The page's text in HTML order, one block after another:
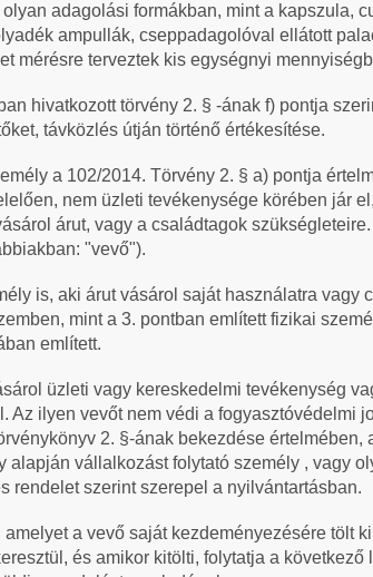
adagolási formákban, mint a kapszula,
ampullák, cseppadagolóval ellátott
mérésre terveztek kis egységnyi
hivatkozott törvény 2. § -ának f) pontja
távközlés útján történő értékesítése.
a 102/2014. Törvény 2. § a) pontja
nem üzleti tevékenysége körében jár
árut, vagy a családtagok
"vevő").
is, aki árut vásárol saját használatra vagy
minta 3. pontban említett fizikai
említett.
üzleti vagy kereskedelmi tevékenység
Az ilyen vevőt nem védi a fogyasztóvédelmi
2. §-ának bekezdése értelmében,
alapján vállalkozást folytató személy , vagy
rendelet szerint szerepel a nyilvántartásban.
a vevő saját kezdeményezésére tölt
és amikor kitölti, folytatja a